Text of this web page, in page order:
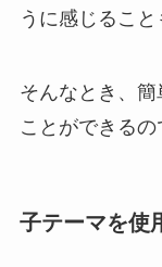
うに感じること
そんなとき、
ことができるの
子テーマを使